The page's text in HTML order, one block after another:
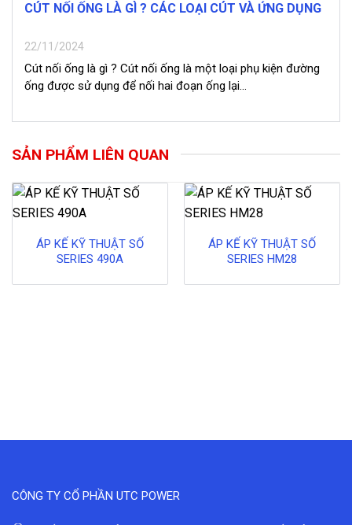
CÚT NỐI ỐNG LÀ GÌ ? CÁC LOẠI CÚT VÀ ỨNG DỤNG
22/11/2024
Cút nối ống là gì ? Cút nối ống là một loại phụ kiện đường
ống được sử dụng để nối hai đoạn ống lại...
SẢN PHẨM LIÊN QUAN
ÁP KẾ KỸ THUẬT SỐ
SERIES 490A
ÁP KẾ KỸ THUẬT SỐ
SERIES HM28
CÔNG TY CỔ PHẦN UTC POWER